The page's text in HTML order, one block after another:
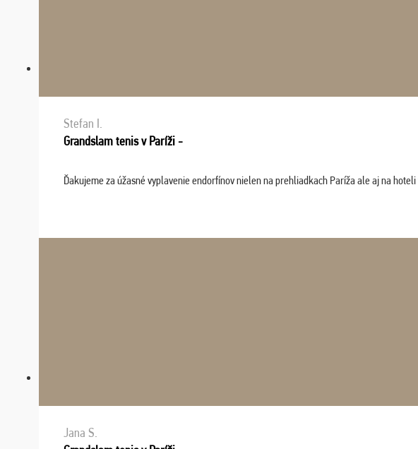
Stefan I.
Grandslam tenis v Paríži -
Ďakujeme za úžasné vyplavenie endorfínov nielen na prehliadkach Paríža ale aj na
Jana S.